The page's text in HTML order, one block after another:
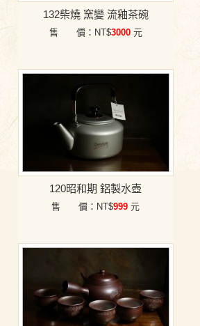
132柴燒 窯變 流釉茶碗
售 價：NT$3000 元
120昭和期 鋁製水壺
售 價：NT$999 元